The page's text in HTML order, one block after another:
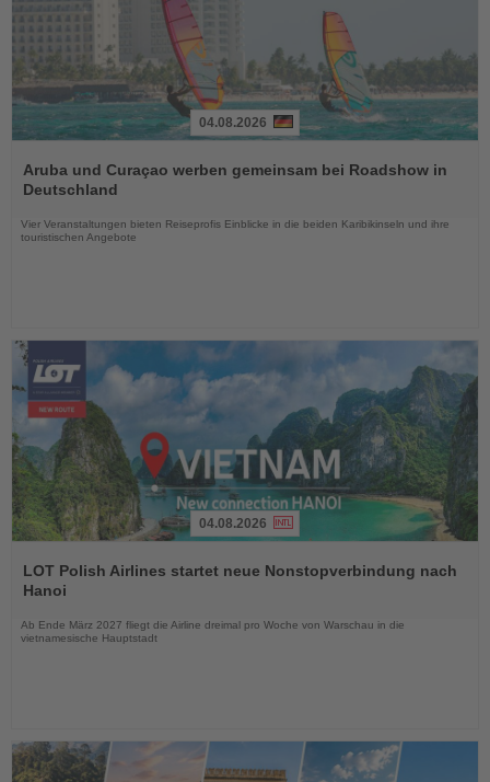
Sie
die
04.08.2026
Aruba und Curaçao werben gemeinsam bei Roadshow in
Deutschland
Vier Veranstaltungen bieten Reiseprofis Einblicke in die beiden Karibikinseln und ihre
touristischen Angebote
Sie
die
04.08.2026
LOT Polish Airlines startet neue Nonstopverbindung nach
Hanoi
Ab Ende März 2027 fliegt die Airline dreimal pro Woche von Warschau in die
vietnamesische Hauptstadt